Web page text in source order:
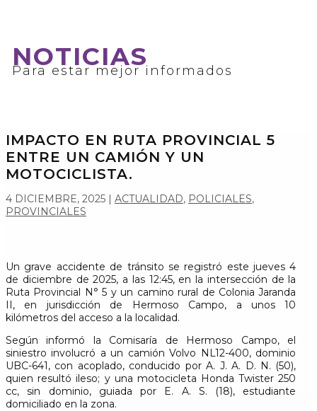
NOTICIAS
Para estar mejor informados
IMPACTO EN RUTA PROVINCIAL 5
ENTRE UN CAMIÓN Y UN
MOTOCICLISTA.
4 DICIEMBRE, 2025 | ACTUALIDAD, POLICIALES,
PROVINCIALES
Un grave accidente de tránsito se registró este jueves 4
de diciembre de 2025, a las 12:45, en la intersección de la
Ruta Provincial N° 5 y un camino rural de Colonia Jaranda
II, en jurisdicción de Hermoso Campo, a unos 10
kilómetros del acceso a la localidad.
Según informó la Comisaría de Hermoso Campo, el
siniestro involucró a un camión Volvo NL12-400, dominio
UBC-641, con acoplado, conducido por A. J. A. D. N. (50),
quien resultó ileso; y una motocicleta Honda Twister 250
cc, sin dominio, guiada por E. A. S. (18), estudiante
domiciliado en la zona.